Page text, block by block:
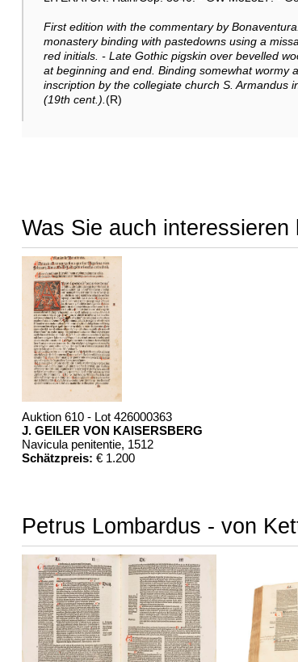
First edition with the commentary by
monastery binding with pastedowns using a
red initials. - Late Gothic pigskin over bevelled
at beginning and end. Binding somewhat wormy
inscription by the collegiate church S. Armandus
(19th cent.). (R)
Was Sie auch interessieren
Auktion 610 - Lot 426000363
J. GEILER VON KAISERSBERG
Navicula penitentie, 1512
Schätzpreis: € 1.200
Petrus Lombardus - von